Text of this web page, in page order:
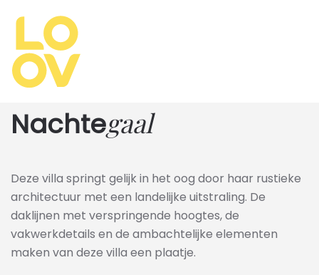
Overslaan
en
naar
de
gaan
Nachtegaal
Deze villa springt gelijk in het oog door haar rustieke
architectuur met een landelijke uitstraling. De
daklijnen met verspringende hoogtes, de
vakwerkdetails en de ambachtelijke elementen
maken van deze villa een plaatje.